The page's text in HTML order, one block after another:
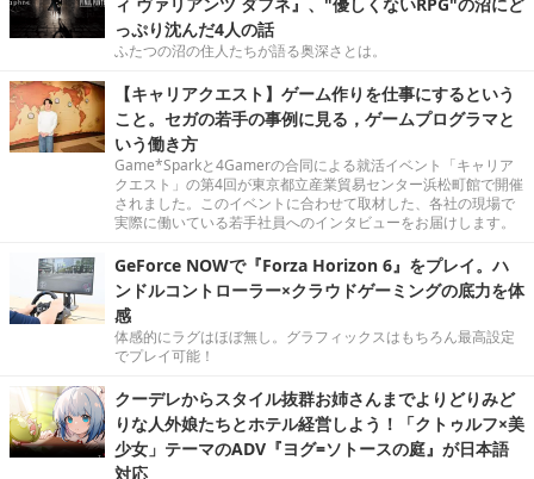
ィ ヴァリアンツ ダフネ』、"優しくないRPG"の沼にど
っぷり沈んだ4人の話
ふたつの沼の住人たちが語る奥深さとは。
【キャリアクエスト】ゲーム作りを仕事にするという
こと。セガの若手の事例に見る，ゲームプログラマと
いう働き方
Game*Sparkと4Gamerの合同による就活イベント「キャリア
クエスト」の第4回が東京都立産業貿易センター浜松町館で開催
されました。このイベントに合わせて取材した、各社の現場で
実際に働いている若手社員へのインタビューをお届けします。
GeForce NOWで『Forza Horizon 6』をプレイ。ハ
ンドルコントローラー×クラウドゲーミングの底力を体
感
体感的にラグはほぼ無し。グラフィックスはもちろん最高設定
でプレイ可能！
クーデレからスタイル抜群お姉さんまでよりどりみど
りな人外娘たちとホテル経営しよう！「クトゥルフ×美
少女」テーマのADV『ヨグ=ソトースの庭』が日本語
対応